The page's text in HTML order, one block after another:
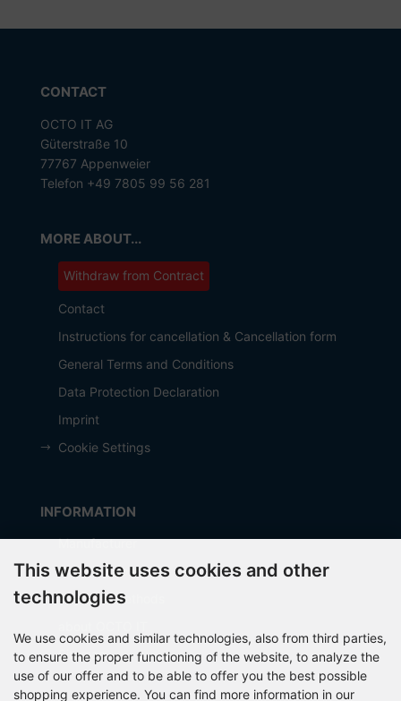
CONTACT
OCTO IT AG
Güterstraße 10
77767 Appenweier
Telefon +49 7805 99 56 281
MORE ABOUT...
Withdraw from Contract
Contact
Instructions for cancellation & Cancellation form
General Terms and Conditions
Data Protection Declaration
Imprint
Cookie Settings
INFORMATION
Manufacturer
Shipping costs
Payment Methods
Sitemap
This website uses cookies and other
technologies
We use cookies and similar technologies, also from third parties,
to ensure the proper functioning of the website, to analyze the
use of our offer and to be able to offer you the best possible
shopping experience. You can find more information in our